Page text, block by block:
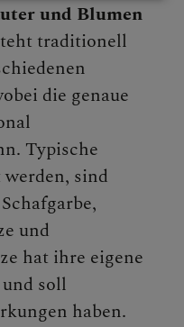
und Blumen
traditionell
die genaue
Typische
sind
und
hat ihre eigene
soll
haben.